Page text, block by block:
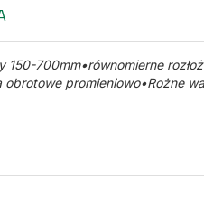
150-700mm•równomierne
promieniowo•Rożne